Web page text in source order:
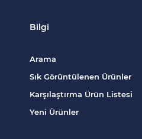
Bilgi
Arama
Sık Görüntülenen Ürünler
Karşılaştırma Ürün Listesi
Yeni Ürünler